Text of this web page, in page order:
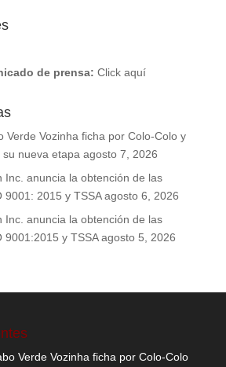
de prensa: Click aquí
Verde Vozinha ficha por Colo-Colo y
nueva etapa agosto 7, 2026
Inc. anuncia la obtención de las
9001: 2015 y TSSA agosto 6, 2026
Inc. anuncia la obtención de las
9001:2015 y TSSA agosto 5, 2026
Verde Vozinha ficha por Colo-Colo